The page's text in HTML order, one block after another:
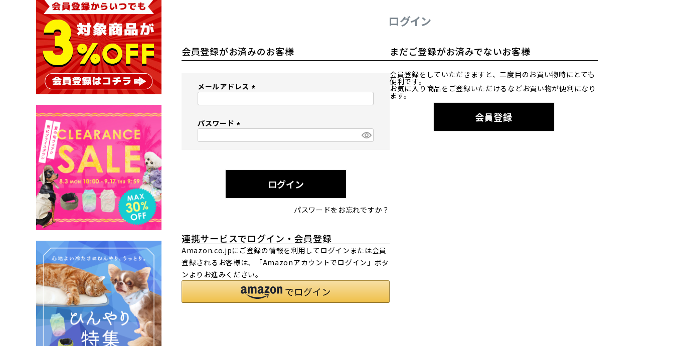
ログイン
会員登録がお済みのお客様
メールアドレス
パスワード
)
ログイン
パスワードをお忘れですか？
連携サービスでログイン・会員登録
Amazon.co.jpにご登録の情報を利用してログインまたは会員
登録されるお客様は、「Amazonアカウントでログイン」ボタ
ンよりお進みください。
まだご登録がお済みでないお客様
会員登録をしていただきますと、二度目のお買い物時にとても
便利です。
お気に入り商品をご登録いただけるなどお買い物が便利になり
ます。
会員登録